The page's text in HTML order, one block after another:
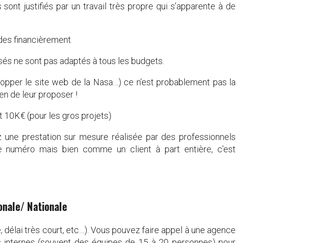
justifiés par un travail très propre qui s’apparente à de
financièrement.
ne sont pas adaptés à tous les budgets.
le site web de la Nasa…) ce n’est probablement pas la
de leur proposer !
(pour les gros projets)
prestation sur mesure réalisée par des professionnels
mais bien comme un client à part entière, c’est
Nationale
très court, etc…). Vous pouvez faire appel à une agence